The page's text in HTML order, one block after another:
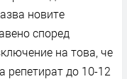
новите
според
на това, че
репетират до 10-12